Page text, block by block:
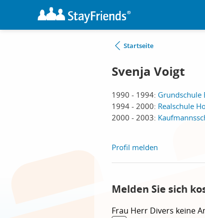
Startseite
Svenja Voigt
1990 - 1994: Grundschule
1994 - 2000: Realschule
2000 - 2003:
Profil melden
Melden Sie sich
Frau Herr Divers keine